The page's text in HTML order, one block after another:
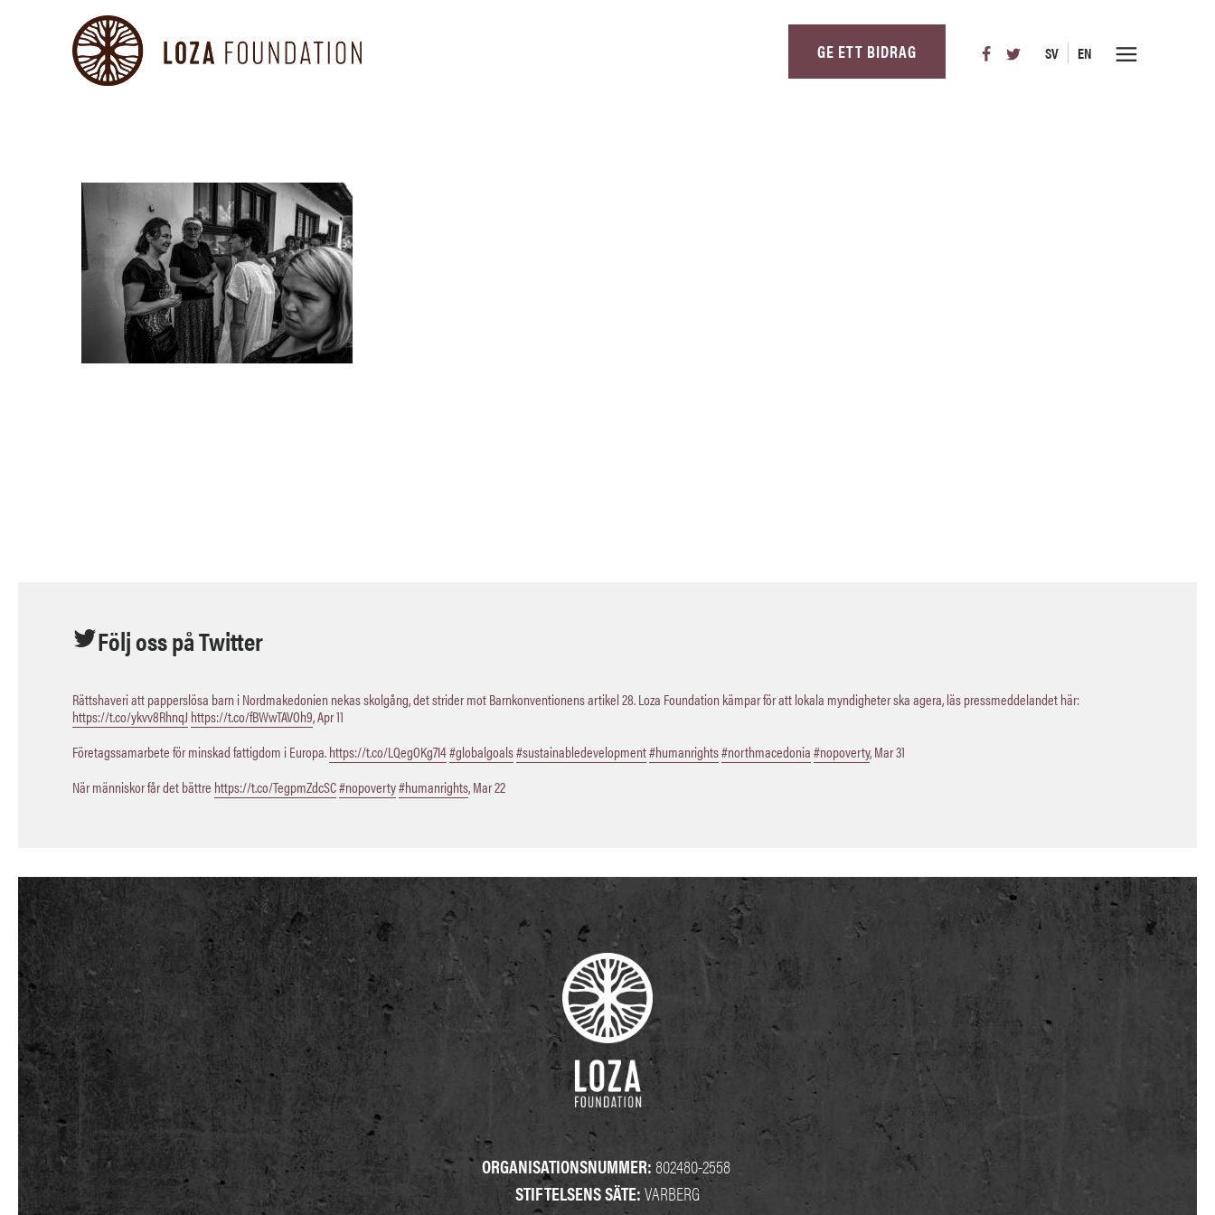
GE ETT BIDRAG SV EN
Följ oss på Twitter
Rättshaveri att papperslösa barn i Nordmakedonien nekas skolgång, det strider mot Barnkonventionens artikel 28. Loza Foundation kämpar för att lokala myndigheter ska agera, läs pressmeddelandet här:
https://t.co/ykvv8RhnqJ https://t.co/fBWwTAVOh9,Apr 11
Företagssamarbete för minskad fattigdom i Europa.https://t.co/LQegOKg7I4#globalgoals#sustainabledevelopment#humanrights#northmacedonia#nopoverty,Mar 31
När människor får det bättre https://t.co/TegpmZdcSC#nopoverty#humanrights,Mar 22
ORGANISATIONSNUMMER: 802480-2558
STIFTELSENS SÄTE:VARBERG